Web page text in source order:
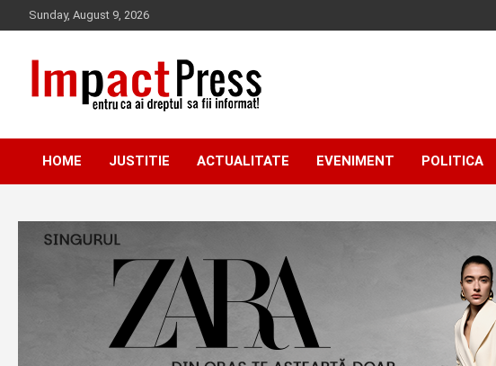
to
Sunday, August 9, 2026
IMPACTPRESS
HOME JUSTITIE ACTUALITATE EVENIMENT POLITICA